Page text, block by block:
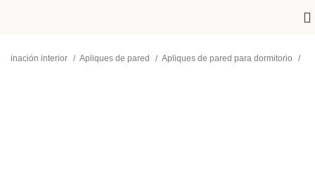
interior Apliques de pared Apliques de pared para dormitorio